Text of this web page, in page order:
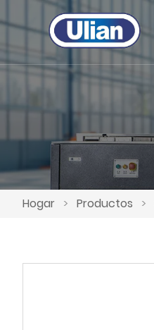
Hogar > Productos >